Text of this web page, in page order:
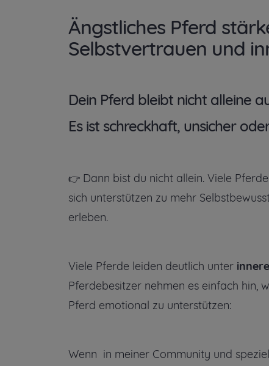
Ängstliches Pferd
Selbstvertrauen und
Dein Pferd bleibt nicht alleine
Es ist schreckhaft, unsicher
👉 Dann bist du nicht allein. Viele
sich unterstützen zu mehr
erleben.
Viele Pferde leiden deutlich unter
Pferdebesitzer nehmen es einfach hin,
Pferd emotional zu unterstützen:
Wenn in meiner Community und